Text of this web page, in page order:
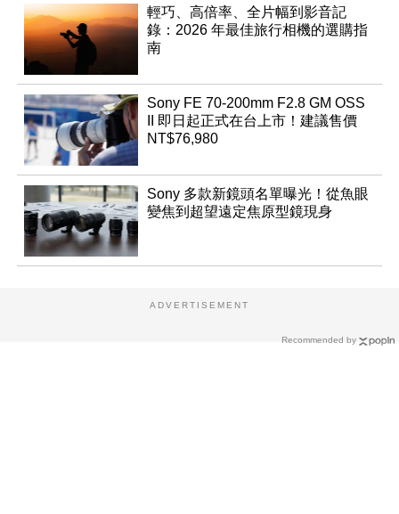
輕巧、高倍率、全片幅到影音記
錄：2026 年最佳旅行相機的選購指
南
Sony FE 70-200mm F2.8 GM OSS
II 即日起正式在台上市！建議售價
NT$76,980
Sony 多款新鏡頭名單曝光！從魚眼
變焦到超望遠定焦原型鏡現身
Recommended by
ADVERTISEMENT